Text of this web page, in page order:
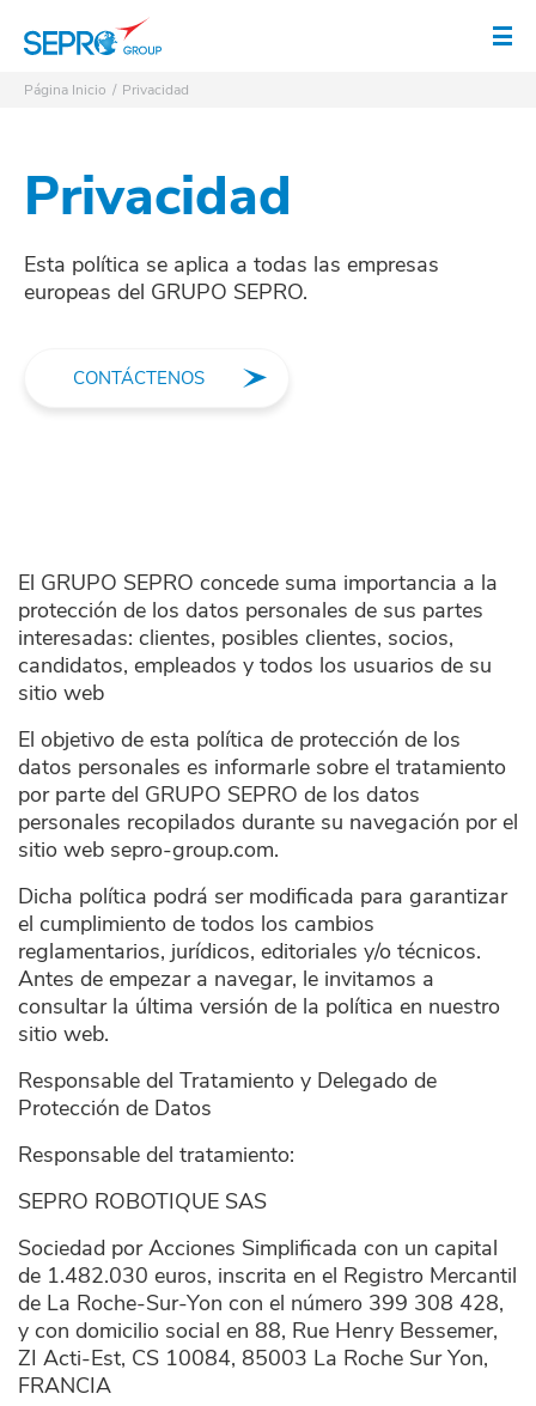
Página Inicio Privacidad
Privacidad
Esta política se aplica a todas las empresas
europeas del GRUPO SEPRO.
CONTÁCTENOS
El GRUPO SEPRO concede suma importancia a la
protección de los datos personales de sus partes
interesadas: clientes, posibles clientes, socios,
candidatos, empleados y todos los usuarios de su
sitio web
El objetivo de esta política de protección de los
datos personales es informarle sobre el tratamiento
por parte del GRUPO SEPRO de los datos
personales recopilados durante su navegación por el
sitio web sepro-group.com.
Dicha política podrá ser modificada para garantizar
el cumplimiento de todos los cambios
reglamentarios, jurídicos, editoriales y/o técnicos.
Antes de empezar a navegar, le invitamos a
consultar la última versión de la política en nuestro
sitio web.
Responsable del Tratamiento y Delegado de
Protección de Datos
Responsable del tratamiento:
SEPRO ROBOTIQUE SAS
Sociedad por Acciones Simplificada con un capital
de 1.482.030 euros, inscrita en el Registro Mercantil
de La Roche-Sur-Yon con el número 399 308 428,
y con domicilio social en 88, Rue Henry Bessemer,
ZI Acti-Est, CS 10084, 85003 La Roche Sur Yon,
FRANCIA